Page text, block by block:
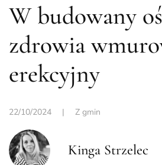
W budowany
zdrowia
erekcyjny
22/10/2024 | Z gmin
Kinga Strzelec